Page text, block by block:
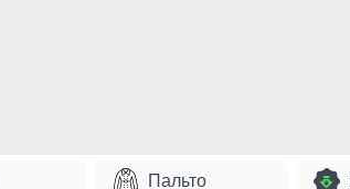
Пальто